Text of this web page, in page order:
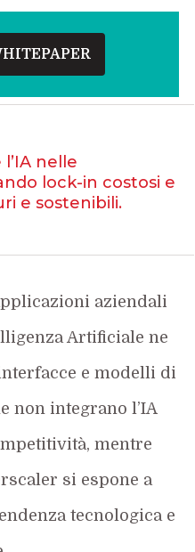
nelle
lock-in costosi e
e sostenibili.
aziendali
Artificiale ne
e modelli di
non integrano l’IA
mentre
si espone a
tecnologica e